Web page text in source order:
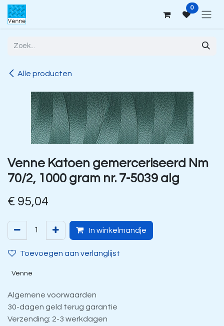
Overslaan naar inhoud 0
Alle producten
Venne Katoen gemerceriseerd Nm
70/2, 1000 gram nr. 7-5039 alg
€ 95,04
In winkelmandje
Toevoegen aan verlanglijst
Venne
Algemene voorwaarden
30-dagen geld terug garantie
Verzending: 2-3 werkdagen